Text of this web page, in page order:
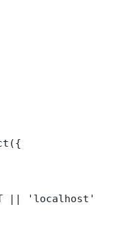
|| 'localhost'